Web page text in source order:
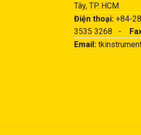
Tây, TP. HCM
Điện thoại: +84-
3535 3268 -
Email: